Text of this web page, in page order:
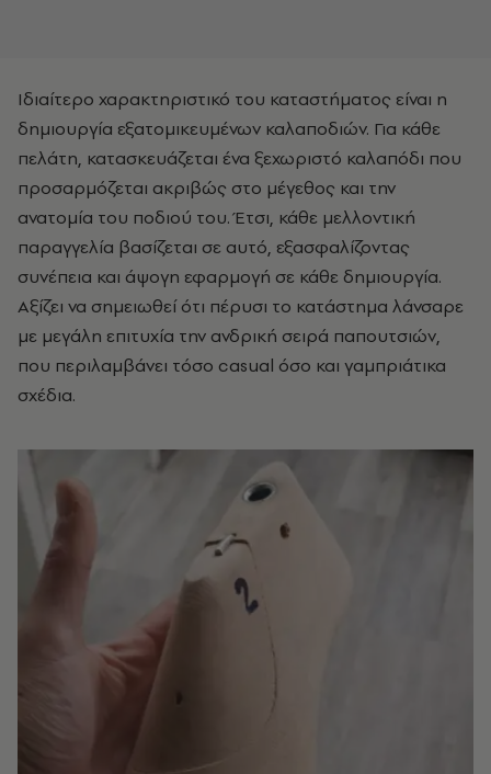
Ιδιαίτερο χαρακτηριστικό του καταστήματος είναι η
δημιουργία εξατομικευμένων καλαποδιών. Για κάθε
πελάτη, κατασκευάζεται ένα ξεχωριστό καλαπόδι που
προσαρμόζεται ακριβώς στο μέγεθος και την
ανατομία του ποδιού του. Έτσι, κάθε μελλοντική
παραγγελία βασίζεται σε αυτό, εξασφαλίζοντας
συνέπεια και άψογη εφαρμογή σε κάθε δημιουργία.
Αξίζει να σημειωθεί ότι πέρυσι το κατάστημα λάνσαρε
με μεγάλη επιτυχία την ανδρική σειρά παπουτσιών,
που περιλαμβάνει τόσο casual όσο και γαμπριάτικα
σχέδια.